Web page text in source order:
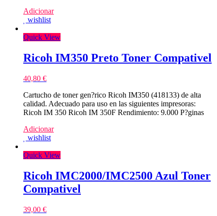
Adicionar
wishlist
Quick View
Ricoh IM350 Preto Toner Compativel
40,80 €
Cartucho de toner gen?rico Ricoh IM350 (418133) de alta
calidad. Adecuado para uso en las siguientes impresoras:
Ricoh IM 350 Ricoh IM 350F Rendimiento: 9.000 P?ginas
Adicionar
wishlist
Quick View
Ricoh IMC2000/IMC2500 Azul Toner
Compativel
39,00 €